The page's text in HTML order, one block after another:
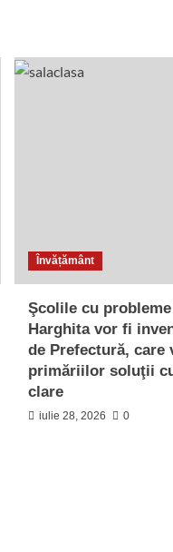
Învățământ
Şcolile cu
Harghita vor fi
de Prefectură, care
primăriilor soluţii
clare
iulie 28, 2026 0